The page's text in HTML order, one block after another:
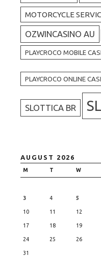
MOTORCYCLE
OZWINCASINO AU
PLAYCROCO MOBILE
PLAYCROCO ONLINE
SLOTTICA BR
AUGUST 2026
M T W
3 4 5
10 11 12
17 18 19
24 25 26
31